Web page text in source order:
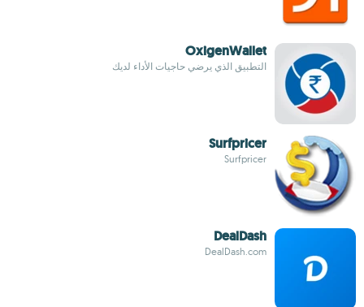
OxigenWallet
التطبيق الذي يرضي حاجيات الأداء لديك
Surfpricer
Surfpricer
DealDash
DealDash.com